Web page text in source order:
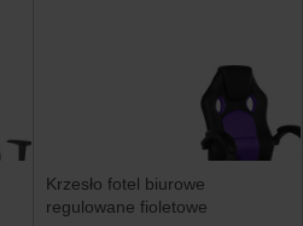
Krzesło fotel biurowe
regulowane fioletowe